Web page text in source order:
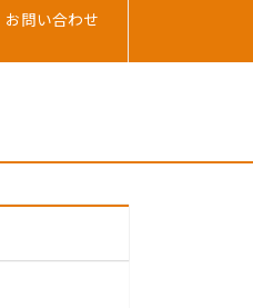
お問い合わせ